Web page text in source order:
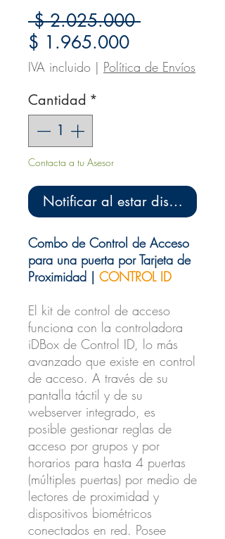
$ 2.025.000 Precio
$ 1.965.000Precio
de
IVA incluido | Política de Envíos
Cantidad *
Contacta a tu Asesor
Notificar al estar disponible
Combo de Control de Acceso
para una puerta por Tarjeta de
Proximidad | CONTROL ID
El kit de control de acceso
funciona con la controladora
iDBox de Control ID, lo más
avanzado que existe en control
de acceso. A través de su
pantalla táctil y de su
webserver integrado, es
posible gestionar reglas de
acceso por grupos y por
horarios para hasta 4 puertas
(múltiples puertas) por medio de
lectores de proximidad y
dispositivos biométricos
conectados en red. Posee